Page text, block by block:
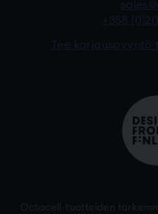
+358
Tee